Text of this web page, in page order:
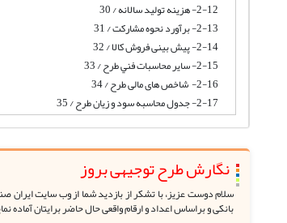
2-12- هزینه تولید سالانه / 30
2-13- برآورد نحوه مشارکت / 31
2-14- پیش بینی فروش کالا / 32
2-15- ساير محاسبات فني طرح / 33
2-16- شاخص های مالی طرح / 34
2-17- جدول محاسبه سود و زیان طرح / 35
نگارش طرح توجیهی بروز
سلام دوست عزیز، با تشکر از بازدید شما از وب سایت ایران
بانکی و براساس اعداد و ارقام واقعی حال حاضر برایتان